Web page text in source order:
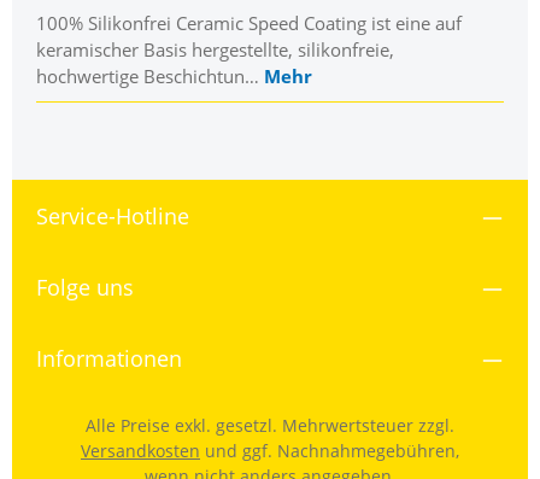
100% Silikonfrei Ceramic Speed Coating ist eine auf
keramischer Basis hergestellte, silikonfreie,
hochwertige Beschichtun… Mehr
Service-Hotline
Folge uns
Informationen
Alle Preise exkl. gesetzl. Mehrwertsteuer zzgl.
Versandkosten und ggf. Nachnahmegebühren,